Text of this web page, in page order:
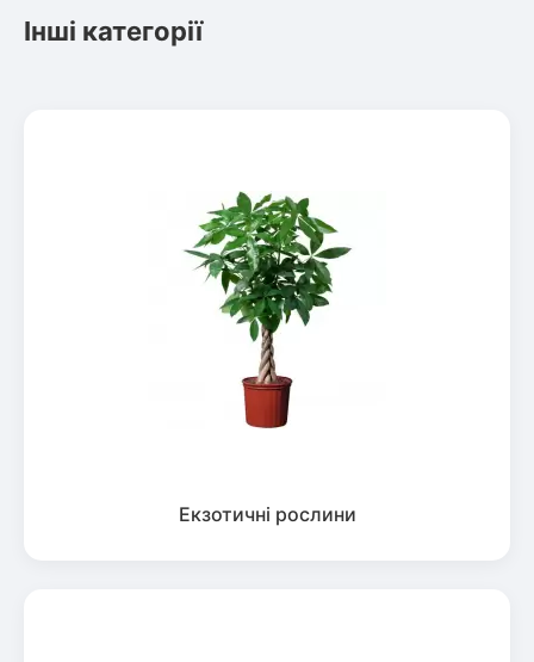
Інші категорії
Екзотичні рослини